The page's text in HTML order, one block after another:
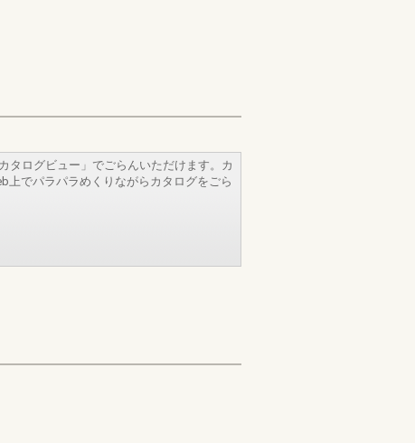
タログビュー」でごらんいただけます。カ
上でパラパラめくりながらカタログをごら